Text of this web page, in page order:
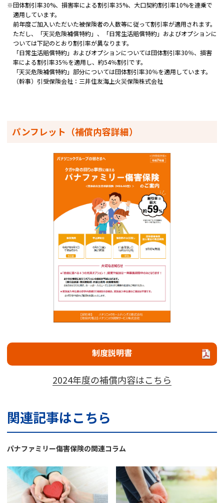
※団体割引率30%、損害率による割引率35%、大口契約割引率10%を連乗で
適用しています。
前年度ご加入いただいた被保険者の人数等に従って割引率が適用されます。
ただし、「天災危険補償特約」、「日常生活賠償特約」およびオプションに
ついては下記のとおり割引率が異なります。
「日常生活賠償特約」およびオプションについては団体割引率30％、損害
率による割引率35％を適用し、約54％割引です。
「天災危険補償特約」部分については団体割引率30％を適用しています。
（幹事）引受保険会社：三井住友海上火災保険株式会社
パンフレット（補償内容詳細）
制度説明書
2024年度の補償内容はこちら
関連記事はこちら
パナファミリー傷害保険の関連コラム